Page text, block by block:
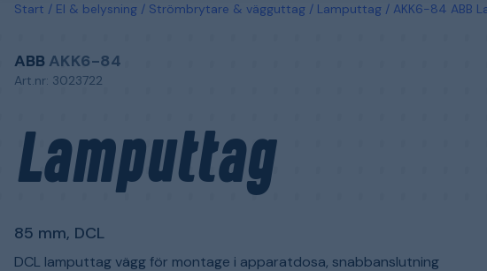
Start El & belysning Strömbrytare & vägguttag Lamputtag AKK6-84 ABB
ABB AKK6-84
Art.nr: 3023722
Lamputtag
85 mm, DCL
DCL lamputtag vägg för montage i apparatdosa, snabbanslutning